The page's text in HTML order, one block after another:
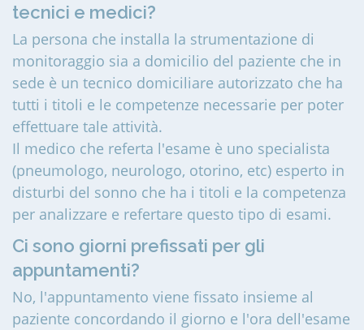
tecnici e medici?
La persona che installa la strumentazione di
monitoraggio sia a domicilio del paziente che in
sede è un tecnico domiciliare autorizzato che ha
tutti i titoli e le competenze necessarie per poter
effettuare tale attività.
Il medico che referta l'esame è uno specialista
(pneumologo, neurologo, otorino, etc) esperto in
disturbi del sonno che ha i titoli e la competenza
per analizzare e refertare questo tipo di esami.
Ci sono giorni prefissati per gli
appuntamenti?
No, l'appuntamento viene fissato insieme al
paziente concordando il giorno e l'ora dell'esame